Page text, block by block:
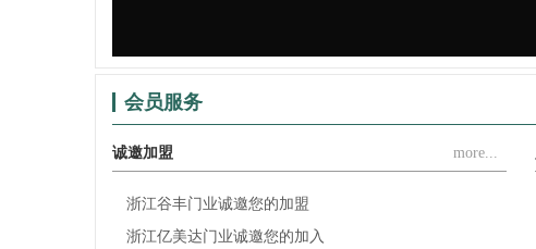
会员服务
诚邀加盟 more...
浙江谷丰门业诚邀您的加盟
浙江亿美达门业诚邀您的加入